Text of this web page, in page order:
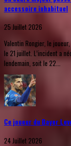
accessoire inhabituel
25 Juillet 2026
Valentin Rongier, le
le 21 juillet. L’incident a
lendemain, soit le 22...
Ce joueur du Bayer
24 Juillet 2026